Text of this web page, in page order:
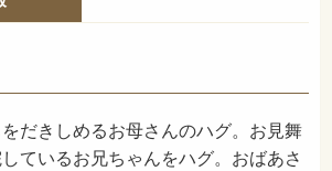
4-03-435190-1
年11月
だきしめるお母さんのハグ。お見舞
ているお兄ちゃんをハグ。おばあさ